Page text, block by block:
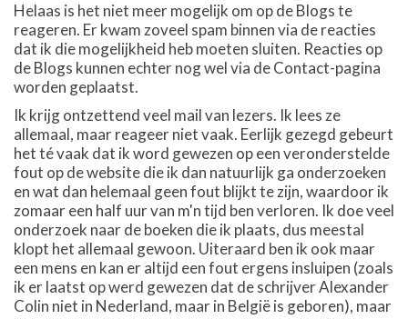
Helaas is het niet meer mogelijk om op de Blogs te
reageren. Er kwam zoveel spam binnen via de reacties
dat ik die mogelijkheid heb moeten sluiten. Reacties op
de Blogs kunnen echter nog wel via de Contact-pagina
worden geplaatst.
Ik krijg ontzettend veel mail van lezers. Ik lees ze
allemaal, maar reageer niet vaak. Eerlijk gezegd gebeurt
het té vaak dat ik word gewezen op een veronderstelde
fout op de website die ik dan natuurlijk ga onderzoeken
en wat dan helemaal geen fout blijkt te zijn, waardoor ik
zomaar een half uur van m'n tijd ben verloren. Ik doe veel
onderzoek naar de boeken die ik plaats, dus meestal
klopt het allemaal gewoon. Uiteraard ben ik ook maar
een mens en kan er altijd een fout ergens insluipen (zoals
ik er laatst op werd gewezen dat de schrijver Alexander
Colin niet in Nederland, maar in België is geboren), maar